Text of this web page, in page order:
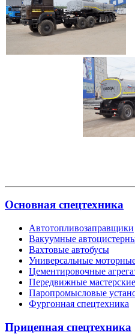
Основная спецтехника
Автотопливозаправщики
Вакуумные
Вахтовые автобусы
Универсальные
Цементировочные
Передвижные мастерские
Паропромысловые
Фургонная спецтехника
Прицепная спецтехника